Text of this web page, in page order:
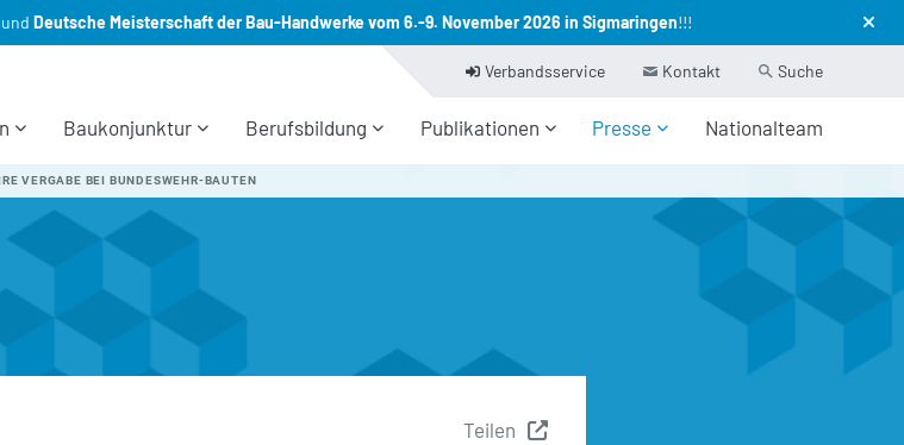
und Deutsche Meisterschaft der Bau-Handwerke vom 6.-9. November 2026 in Sigmaringen!!!
Baukonjunktur Berufsbildung Publikationen Presse Nationalteam
Verbandsservice Kontakt Suche
VERGABE BEI BUNDESWEHR-BAUTEN
Teilen